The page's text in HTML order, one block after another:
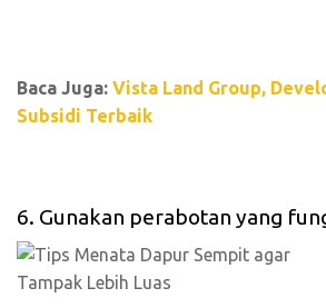
Baca Juga: Vista Land Group,
Subsidi Terbaik
6. Gunakan perabotan yang